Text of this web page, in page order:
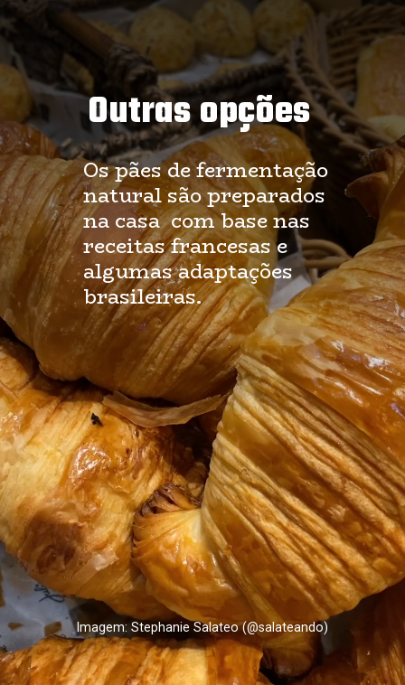
Outras opções
Os pães de fermentação
natural são preparados
na casa com base nas
receitas francesas e
algumas adaptações
brasileiras.
Imagem: Stephanie Salateo (@salateando)